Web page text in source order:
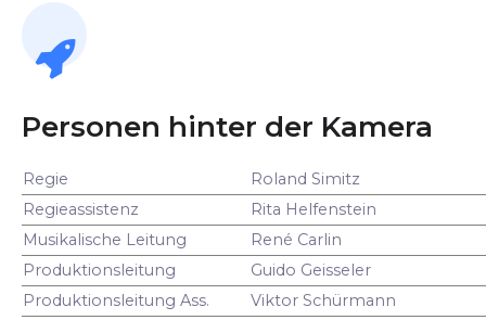
Personen hinter der Kamera
Regie
Roland Simitz
Regieassistenz
Rita Helfenstein
Musikalische Leitung
René Carlin
Produktionsleitung
Guido Geisseler
Produktionsleitung Ass.
Viktor Schürmann